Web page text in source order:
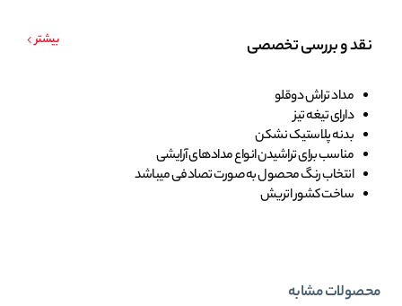
نقد و بررسی تخصصی بیشتر
مداد تراش دوقلو
دارای تیغه تیز
بدنه پلاستیک نشکن
مناسب برای تراشیدن انواع مدادهای آرایشی
انتخاب رنگ محصول به صورت تصادفی میباشد
ساخت کشور اتریش
محصولات مشابه